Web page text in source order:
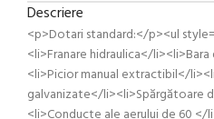
Descriere
<p>Dotari standard:</p><ul
<li>Franare hidraulica</
<li>Picior manual extractibil</
galvanizate</li><li>Spărgătoare
<li>Conducte ale aerului de 60